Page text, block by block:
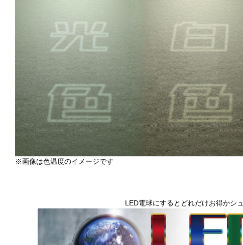
※画像は色温度のイメージです
LED電球にするとどれだけお得かシ